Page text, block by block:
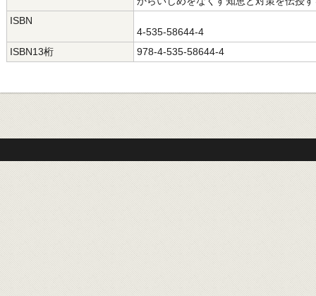
ISBN
4-535-58644-4
ISBN13桁
978-4-535-58644-4